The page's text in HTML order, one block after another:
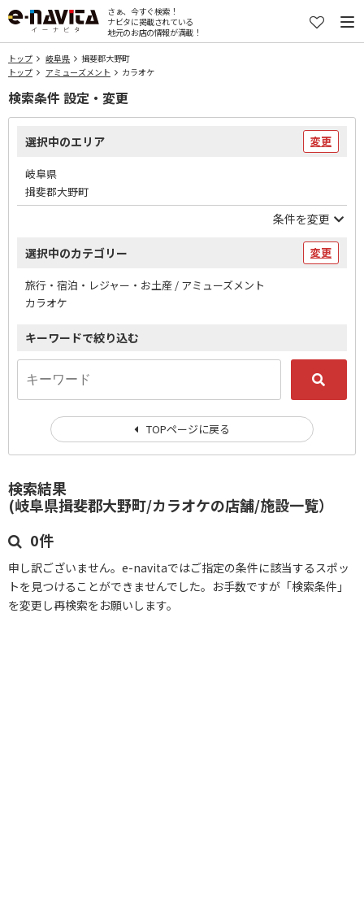
さぁ、今すぐ検索！
ナビタに掲載されている
地元のお店の情報が満載！
トップ 岐阜県
揖斐郡大野町
トップ
アミューズメント カラオケ
検索結果
(岐阜県揖斐郡大野町/カラオケの店舗/施設一覧）
0件
申し訳ございません。e-navitaではご指定の条件に該当するスポッ
トを見つけることができませんでした。お手数ですが「検索条件」
を変更し再検索をお願いします。
検索条件 設定・変更
選択中のエリア 変更
岐阜県
揖斐郡大野町
条件を変更
選択中のカテゴリー 変更
旅行・宿泊・レジャー・お土産 / アミューズメント
カラオケ
キーワードで絞り込む
TOPページに戻る